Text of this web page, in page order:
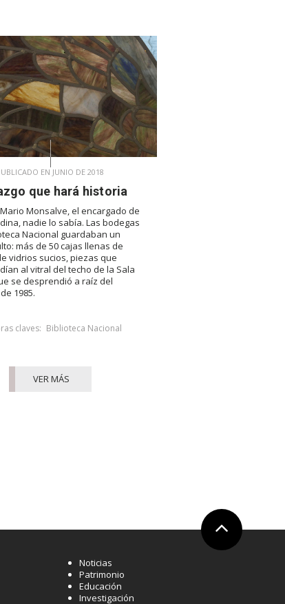
EN JUNIO DE 2018
que hará historia
Monsalve, el encargado de
nadie lo sabía. Las bodegas
Nacional guardaban un
más de 50 cajas llenas de
vidrios sucios, piezas que
al vitral del techo de la Sala
se desprendió a raíz del
1985.
claves: Biblioteca Nacional
VER MÁS
Ir arriba
Noticias
Patrimonio
Educación
Investigación